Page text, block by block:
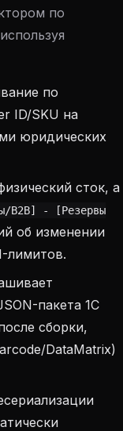
по
по
ID/SKU на
юридических
сток, а
B2B] - [Резервы
об изменении
лимитов.
пакета 1С
сборки,
DataMatrix)